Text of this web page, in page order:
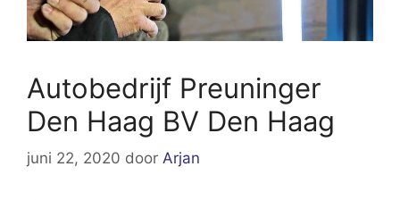
Autobedrijf Preuninger
Den Haag BV Den Haag
juni 22, 2020 door Arjan